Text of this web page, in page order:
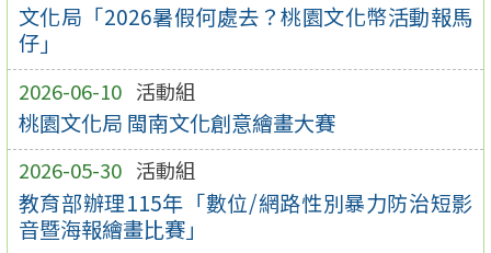
文化局「2026暑假何處去？桃園文化幣活動報馬
仔」
2026-06-10 活動組
桃園文化局 閩南文化創意繪畫大賽
2026-05-30 活動組
教育部辦理115年「數位/網路性別暴力防治短影
音暨海報繪畫比賽」